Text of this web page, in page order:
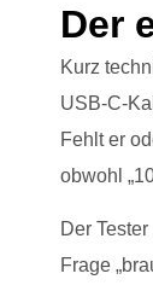
Der
Kurz
USB-C-
Fehlt er
obwohl
Der
Frage